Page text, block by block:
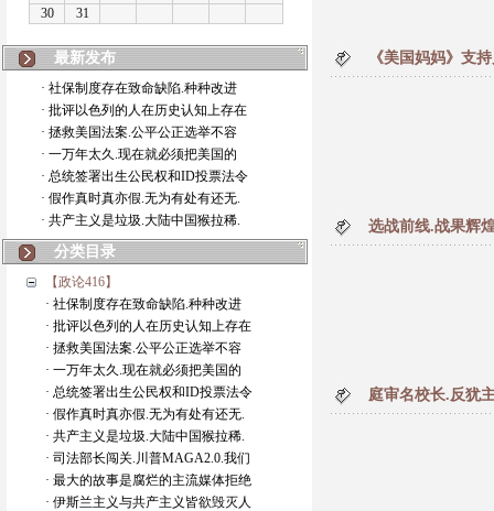
最新发布
· 社保制度存在致命缺陷.种种改进
· 批评以色列的人在历史认知上存在
· 拯救美国法案.公平公正选举不容
· 一万年太久.现在就必须把美国的
· 总统签署出生公民权和ID投票法令
· 假作真时真亦假.无为有处有还无.
· 共产主义是垃圾.大陆中国猴拉稀.
分类目录
【政论416】
· 社保制度存在致命缺陷.种种改进
· 批评以色列的人在历史认知上存在
· 拯救美国法案.公平公正选举不容
· 一万年太久.现在就必须把美国的
· 总统签署出生公民权和ID投票法令
· 假作真时真亦假.无为有处有还无.
· 共产主义是垃圾.大陆中国猴拉稀.
· 司法部长闯关.川普MAGA2.0.我们
· 最大的故事是腐烂的主流媒体拒绝
· 伊斯兰主义与共产主义皆欲毁灭人
《美国妈妈》支
选战前线.战果辉
庭审名校长.反犹